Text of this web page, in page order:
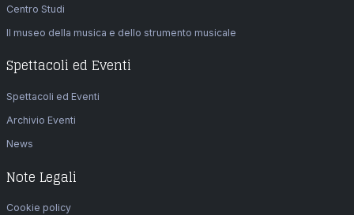
Centro Studi
Il museo della musica e dello strumento musicale
Spettacoli ed Eventi
Spettacoli ed Eventi
Archivio Eventi
News
Note Legali
Cookie policy